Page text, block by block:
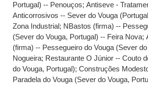
Portugal) -- Penouços;Antiseve -
Anticorrosivos -- Sever do Vouga
Zona Industrial; NBastos (firma) --
(Sever do Vouga, Portugal) -- Feira Nova;
(firma) -- Pessegueiro do Vouga (Sever
Nogueira; Restaurante O Júnior -- Couto
do Vouga, Portugal);Construções
Paradela do Vouga (Sever do Vouga,